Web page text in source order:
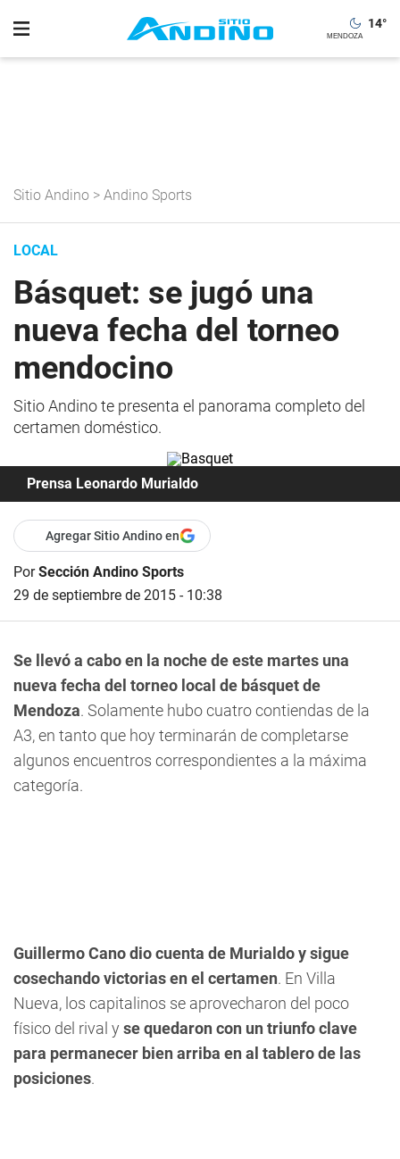
14°
Sitio Andino > Andino Sports
LOCAL
Básquet: se jugó una
nueva fecha del torneo
mendocino
Sitio Andino te presenta el panorama completo del
certamen doméstico.
Prensa Leonardo Murialdo
Agregar Sitio Andino en
PorSección Andino Sports
29 de septiembre de 2015 - 10:38
Se llevó a cabo en la noche de este martes una
nueva fecha del torneo local de básquet de
Mendoza. Solamente hubo cuatro contiendas de la
A3, en tanto que hoy terminarán de completarse
algunos encuentros correspondientes a la máxima
categoría.
Guillermo Canodio cuenta de Murialdo y sigue
cosechando victorias en el certamen. En Villa
Nueva, los capitalinos se aprovecharon del poco
físico del rival y se quedaron con un triunfo clave
para permanecer bien arriba en al tablero de las
posiciones.